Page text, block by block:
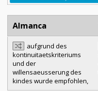
Almanca
aufgrund des
kontinuitaetskriteriums
und der
willensaeusserung des
kindes wurde empfohlen,